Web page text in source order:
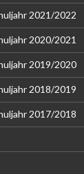
2021/2022
2020/2021
2019/2020
2018/2019
2017/2018